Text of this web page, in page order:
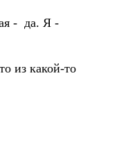
- да. Я -
из какой-то